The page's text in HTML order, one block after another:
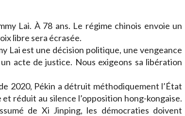
Lai. À 78 ans. Le régime chinois envoie un
libre sera écrasée.
Lai est une décision politique, une vengeance
acte de justice. Nous exigeons sa libération
2020, Pékin a détruit méthodiquement l’État
réduit au silence l’opposition hong-kongaise.
de Xi Jinping, les démocraties doivent